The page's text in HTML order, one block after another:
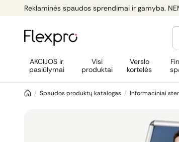
Reklaminės spaudos sprendimai ir gamyba.
AKCIJOS ir
pasiūlymai
Visi
produktai
Verslo
kortelės
/ Spaudos produktų katalogas / Informaciniai